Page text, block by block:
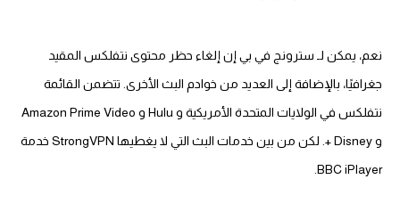
نعم، يمكن لـ سترونج في بي إن إلغاء حظر محتوى نتفلكس المقيد
جغرافيًا، بالإضافة إلى العديد من خوادم البث الأخرى. تتضمن القائمة
نتفلكس في الولايات المتحدة الأمريكية و Hulu و Amazon Prime Video
و Disney +. لكن من بين خدمات البث التي لا يغطيها StrongVPN خدمة
BBC iPlayer.